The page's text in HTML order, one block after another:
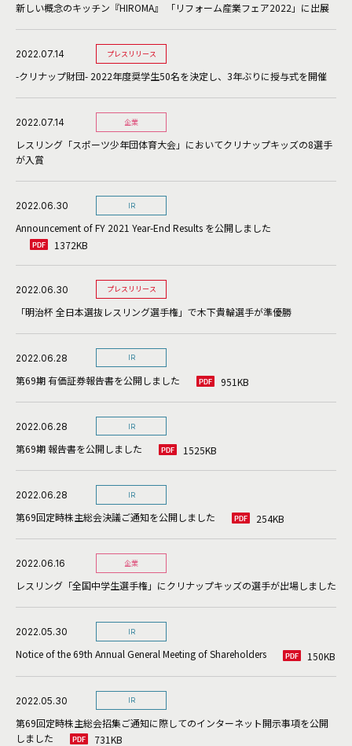
新しい概念のキッチン『HIROMA』 「リフォーム産業フェア2022」に出展
2022.07.14 プレスリリース
-クリナップ財団- 2022年度奨学生50名を決定し、3年ぶりに授与式を開催
2022.07.14 企業
レスリング「スポーツ少年団体育大会」においてクリナップキッズの8選手
が入賞
2022.06.30 IR
Announcement of FY 2021 Year-End Results を公開しました
1372KB
2022.06.30 プレスリリース
「明治杯 全日本選抜レスリング選手権」で木下貴輪選手が準優勝
2022.06.28 IR
第69期 有価証券報告書を公開しました 951KB
2022.06.28 IR
第69期 報告書を公開しました 1525KB
2022.06.28 IR
第69回定時株主総会決議ご通知を公開しました 254KB
2022.06.16 企業
レスリング「全国中学生選手権」にクリナップキッズの選手が出場しました
2022.05.30 IR
Notice of the 69th Annual General Meeting of Shareholders 150KB
2022.05.30 IR
第69回定時株主総会招集ご通知に際してのインターネット開示事項を公開
しました
731KB